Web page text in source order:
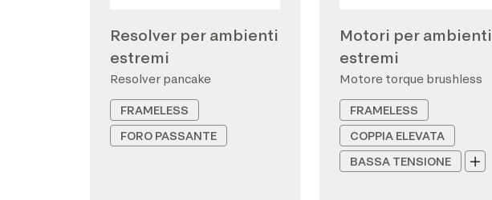
Resolver per ambienti
estremi
Resolver pancake
FRAMELESS
FORO PASSANTE
Motori per ambienti
estremi
Motore torque brushless
FRAMELESS
COPPIA ELEVATA
BASSA TENSIONE